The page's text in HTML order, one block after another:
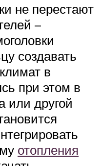
не перестают
–
создавать
в
при этом в
или другой
отопления